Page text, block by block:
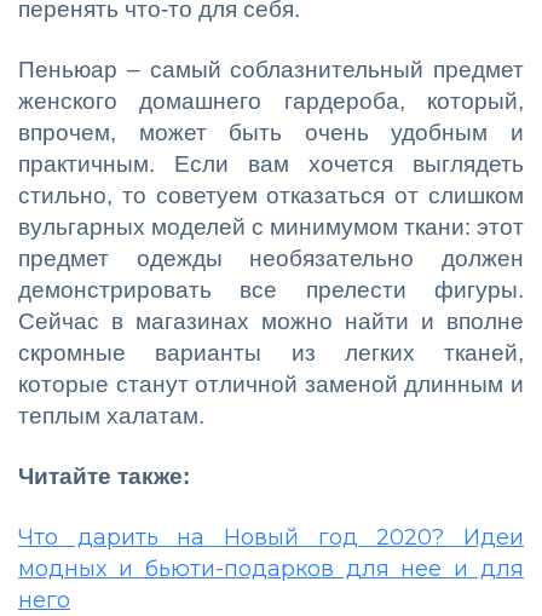
перенять что-то для себя.
Пеньюар – самый соблазнительный предмет
женского домашнего гардероба, который,
впрочем, может быть очень удобным и
практичным. Если вам хочется выглядеть
стильно, то советуем отказаться от слишком
вульгарных моделей с минимумом ткани: этот
предмет одежды необязательно должен
демонстрировать все прелести фигуры.
Сейчас в магазинах можно найти и вполне
скромные варианты из легких тканей,
которые станут отличной заменой длинным и
теплым халатам.
Читайте также:
Что дарить на Новый год 2020? Идеи
модных и бьюти-подарков для нее и для
него